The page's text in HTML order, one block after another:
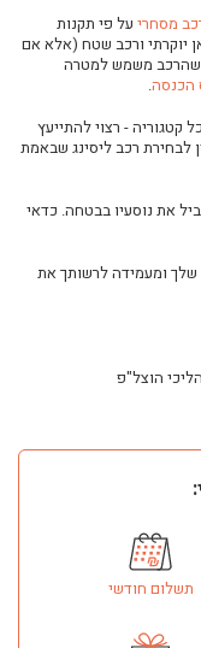
שלכם
מסחרי על פי תקנות
יוקרתי ורכב שטח (אלא אם
שהרכב משמש למטרה
הכנסה.
קטגוריה - רצוי להתייעץ
לבחירת רכב ליסינג שבאמת
את נוסעיו בבטחה. כדאי
ומעמידה לרשותך את
הוצל"פ
תשלום חודשי